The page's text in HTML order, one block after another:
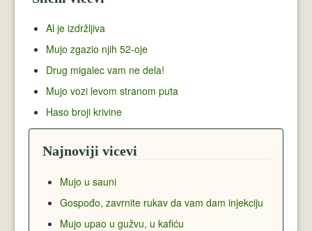
Al je izdržljiva
Mujo zgazio njih 52-oje
Drug migalec vam ne dela!
Mujo vozi levom stranom puta
Haso broji krivine
Najnoviji vicevi
Mujo u sauni
Gospođo, zavrnite rukav da vam dam injekciju
Mujo upao u gužvu, u kafiću